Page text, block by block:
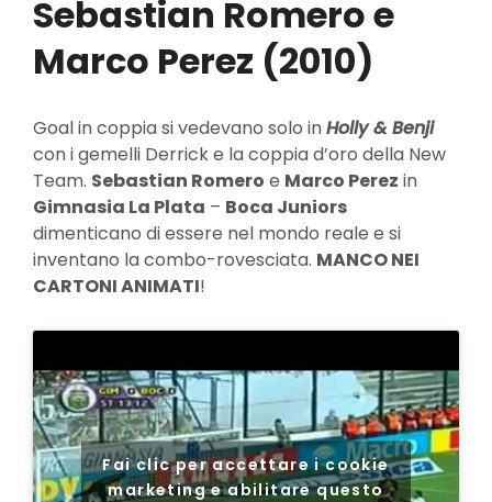
Sebastian Romero e
Marco Perez (2010)
Goal in coppia si vedevano solo inHolly & Benji
con i gemelli Derrick e la coppia d’oro della New
Team. Sebastian Romero e Marco Perez in
Gimnasia La Plata – Boca Juniors
dimenticano di essere nel mondo reale e si
inventano la combo-rovesciata. MANCO NEI
CARTONI ANIMATI!
Fai clic per accettare i cookie
marketing e abilitare questo